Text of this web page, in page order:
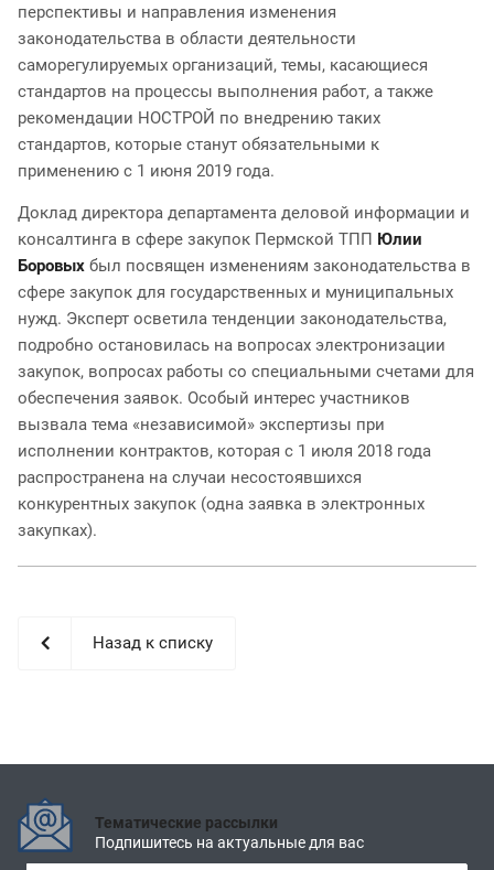
перспективы и направления изменения
законодательства в области деятельности
саморегулируемых организаций, темы, касающиеся
стандартов на процессы выполнения работ, а также
рекомендации НОСТРОЙ по внедрению таких
стандартов, которые станут обязательными к
применению с 1 июня 2019 года.
Доклад директора департамента деловой информации и
консалтинга в сфере закупок Пермской ТПП Юлии
Боровых был посвящен изменениям законодательства в
сфере закупок для государственных и муниципальных
нужд. Эксперт осветила тенденции законодательства,
подробно остановилась на вопросах электронизации
закупок, вопросах работы со специальными счетами для
обеспечения заявок. Особый интерес участников
вызвала тема «независимой» экспертизы при
исполнении контрактов, которая с 1 июля 2018 года
распространена на случаи несостоявшихся
конкурентных закупок (одна заявка в электронных
закупках).
Назад к списку
Тематические рассылки
Подпишитесь на актуальные для вас